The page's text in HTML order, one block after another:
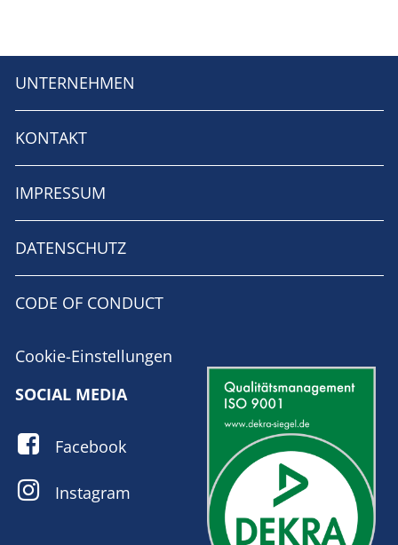
UNTERNEHMEN
KONTAKT
IMPRESSUM
DATENSCHUTZ
CODE OF CONDUCT
Cookie-Einstellungen
SOCIAL MEDIA
Facebook
Instagram